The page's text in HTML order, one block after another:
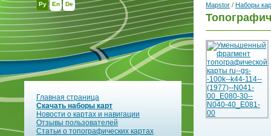
Ру En De
Главная страница
Скачать наборы карт
Новости о картах и навигации
Отзывы пользователей
Статьи о топографических картах
Mapstor / Наборы